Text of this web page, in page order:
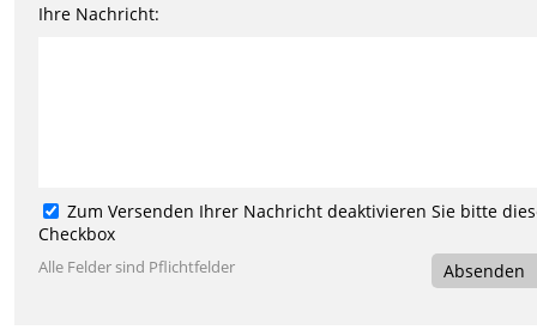
Ihre Nachricht:
Zum Versenden Ihrer Nachricht deaktivieren Sie bitte
Checkbox
Alle Felder sind Pflichtfelder Absenden